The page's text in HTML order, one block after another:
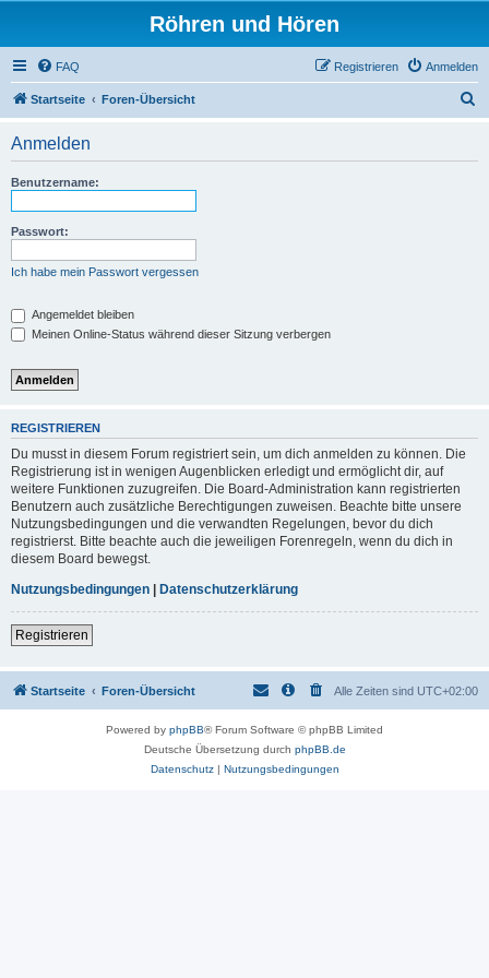
Röhren und Hören
FAQ Anmelden
Registrieren
Startseite Foren-Übersicht
Anmelden
Benutzername:
Passwort:
Ich habe mein Passwort vergessen
Angemeldet bleiben
Meinen Online-Status während dieser Sitzung verbergen
REGISTRIEREN
Du musst in diesem Forum registriert sein, um dich anmelden zu können. Die
Registrierung ist in wenigen Augenblicken erledigt und ermöglicht dir, auf
weitere Funktionen zuzugreifen. Die Board-Administration kann registrierten
Benutzern auch zusätzliche Berechtigungen zuweisen. Beachte bitte unsere
Nutzungsbedingungen und die verwandten Regelungen, bevor du dich
registrierst. Bitte beachte auch die jeweiligen Forenregeln, wenn du dich in
diesem Board bewegst.
Nutzungsbedingungen | Datenschutzerklärung
Registrieren
Startseite Foren-Übersicht Alle Zeiten sind UTC+02:00
Powered by phpBB® Forum Software © phpBB Limited
Deutsche Übersetzung durch phpBB.de
Datenschutz| Nutzungsbedingungen